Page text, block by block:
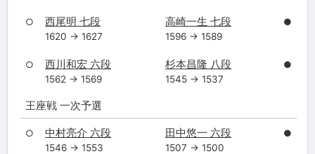
○ 西尾明 七段
1620 → 1627
高崎一生 七段
1596 → 1589
●
○ 西川和宏 六段
1562 → 1569
杉本昌隆 八段
1545 → 1537
●
王座戦 一次予選
○ 中村亮介 六段
1546 → 1553
田中悠一 六段
1507 → 1500
●